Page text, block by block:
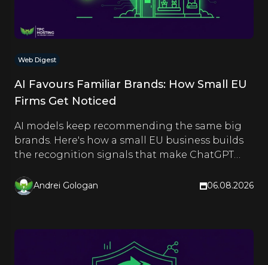
Web Digest
AI Favours Familiar Brands: How Small EU
Firms Get Noticed
AI models keep recommending the same big
brands. Here's how a small EU business builds
the recognition signals that make ChatGPT
Andrei Gologan 06.08.2026